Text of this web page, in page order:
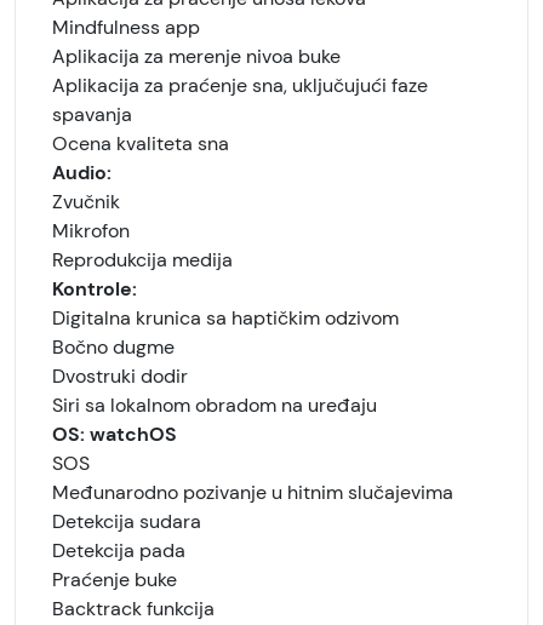
Mindfulness app
Aplikacija za merenje nivoa buke
Aplikacija za praćenje sna, uključujući faze
spavanja
Ocena kvaliteta sna
Audio:
Zvučnik
Mikrofon
Reprodukcija medija
Kontrole:
Digitalna krunica sa haptičkim odzivom
Bočno dugme
Dvostruki dodir
Siri sa lokalnom obradom na uređaju
OS: watchOS
SOS
Međunarodno pozivanje u hitnim slučajevima
Detekcija sudara
Detekcija pada
Praćenje buke
Backtrack funkcija